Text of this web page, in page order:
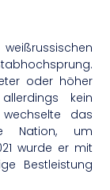
oder höher
kein
das
Nation, um
wurde er mit
Bestleistung